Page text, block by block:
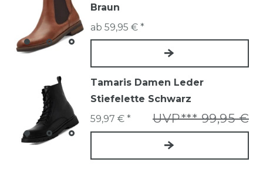
Braun
ab 59,95 € *
Tamaris Damen Leder
Stiefelette Schwarz
UVP*** 99,95 €
59,97 € *